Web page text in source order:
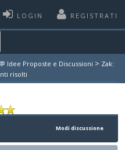
LOGIN REGISTRATI
💬 Idee Proposte e Discussioni > Zak:
risolti
Modi discussione